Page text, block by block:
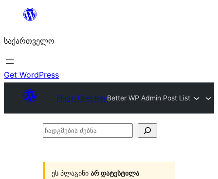
შიგთავსზე
საქართველო
Get WordPress
Plugin DirectoryBetter WP Admin Post List
ჩადგმების
ეს პლაგინი არ დატესტილა